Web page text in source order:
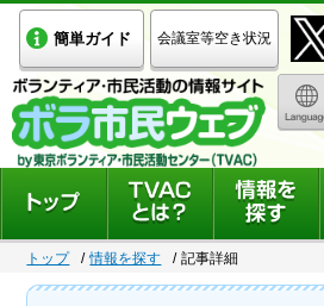
簡単ガイド 会議室等空き状況
トップ 情報を探す 記事詳細